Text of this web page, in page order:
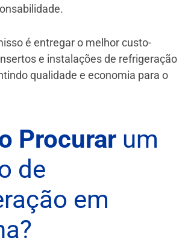
é entregar o melhor custo-
e instalações de refrigeração
qualidade e economia para o
Procurar um
de
em